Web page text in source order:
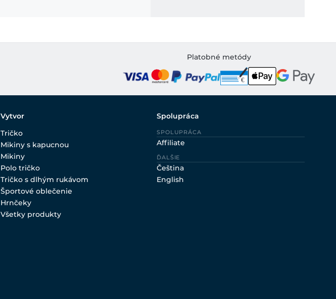
Platobné metódy
Vytvor
Tričko
Mikiny s kapucnou
Mikiny
Polo tričko
Tričko s dlhým rukávom
Športové oblečenie
Hrnčeky
Všetky produkty
Spolupráca
SPOLUPRÁCA
Affiliate
ĎALŠIE
Čeština
English